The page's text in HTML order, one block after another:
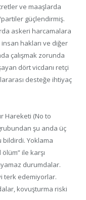
ve maaşlarda
güçlendirmiş.
askeri harcamalara
hakları ve diğer
çalışmak zorunda
dört vicdanı retçi
desteğe ihtiyaç
Hareketi (No to
şu anda üç
Yoklama
ile karşı
durumdalar.
terk edemiyorlar.
kovuşturma riski